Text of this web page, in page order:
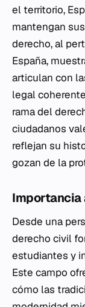
el territorio,
mantengan
derecho, al
España,
articulan con
legal
rama del
ciudadanos
reflejan su
gozan de la
Importancia
Desde una
derecho civil
estudiantes y
Este campo
cómo las